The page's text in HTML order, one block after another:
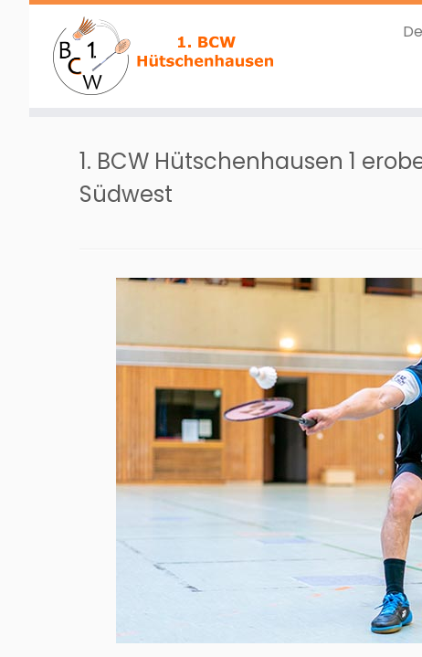
springen1. BCW Hütschenhausen 1
Südwest